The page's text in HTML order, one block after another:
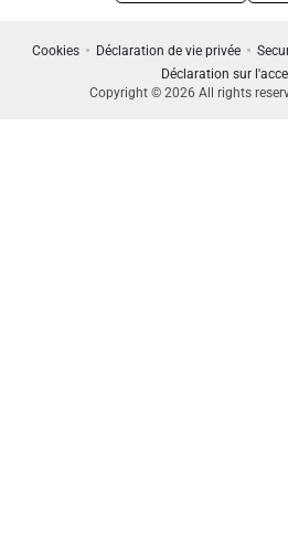
Cookies Déclaration de vie privée
Déclaration sur
Copyright © 2026 All rights